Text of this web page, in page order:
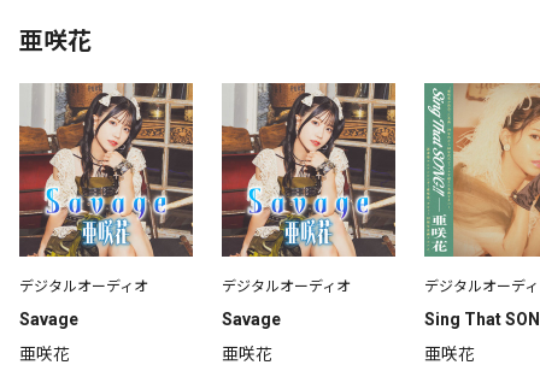
亜咲花
デジタルオーディオ
Savage
亜咲花
デジタルオーディオ
Savage
亜咲花
デジタルオーデ
Sing That
亜咲花